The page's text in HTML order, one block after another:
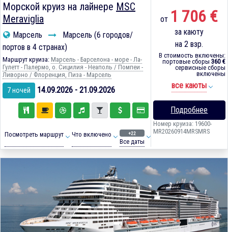
Морской круиз на лайнере MSC
Meraviglia
Марсель
Марсель (6 городов/
портов в 4 странах)
Маршрут круиза: Марсель - Барселона - море - Ла-
Гулетт - Палермо, о. Сицилия - Неаполь / Помпеи -
Ливорно / Флоренция, Пиза - Марсель
7 ночей 14.09.2026 - 21.09.2026
Посмотреть маршрут Что включено +22
Все даты
от 1 706 €
за каюту
на 2 взр.
В стоимость включены:
портовые сборы 360 €
сервисные сборы
включены
все каюты
Подробнее
Номер круиза: 19600-
MR20260914MRSMRS